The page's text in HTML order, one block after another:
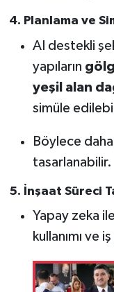
4. Planlama ve
AI destekli
yapıların
yeşil alan
simüle
Böylece
tasarlanabilir.
5. İnşaat Süreci
Yapay zeka
kullanımı ve